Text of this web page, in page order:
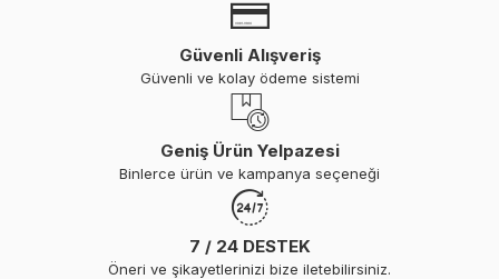
Güvenli Alışveriş
Güvenli ve kolay ödeme sistemi
Geniş Ürün Yelpazesi
Binlerce ürün ve kampanya seçeneği
7 / 24 DESTEK
Öneri ve şikayetlerinizi bize iletebilirsiniz.